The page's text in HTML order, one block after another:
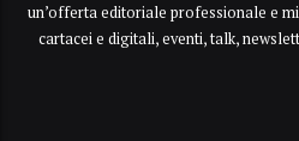
un’offerta editoriale professionale e
cartacei e digitali, eventi, talk,